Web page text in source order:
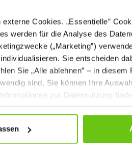
Cookies. „Essentielle”
werden für die Analyse des
(„Marketing”)
Sie entscheiden
Sie „Alle ablehnen” – in diesem
sind. Sie können Ihre
zur Datennutzung